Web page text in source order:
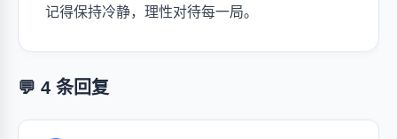
记得保持冷静，理性对待每一局。
💬 4 条回复